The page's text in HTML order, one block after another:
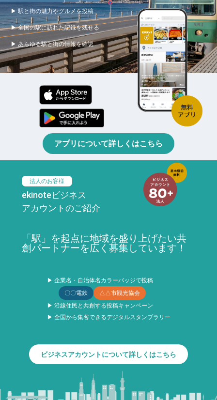
▶ 駅と街の魅力やグルメを投稿
▶ 全国の駅に訪れた記録を残せる
▶ あらゆる駅と街の情報を確認
アプリについて詳しくはこちら
法人のお客様
ekinoteビジネス
アカウントのご紹介
「駅」を起点に地域を盛り上げたい共
創パートナーを広く募集しています！
▶ 企業名・自治体名カラーバッジで投稿
〇〇電鉄
△△市観光協会
▶ 沿線住民と共創する投稿キャンペーン
▶ 全国から集客できるデジタルスタンプラリー
ビジネスアカウントについて詳しくはこちら